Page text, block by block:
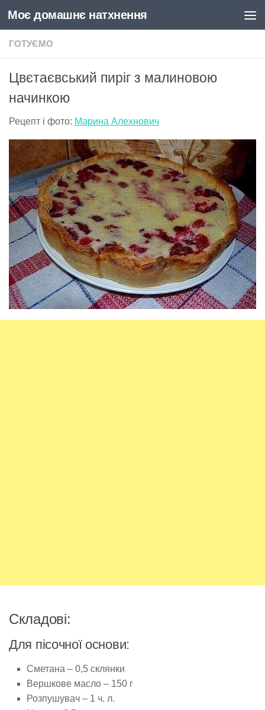
Skip to content
Моє домашнє натхнення
ГОТУЄМО
Цвєтаєвський пиріг з малиновою
начинкою
Рецепт і фото: Марина Алехнович
Складові:
Для пісочної основи:
Сметана – 0,5 склянки
Вершкове масло – 150 г
Розпушувач – 1 ч. л.